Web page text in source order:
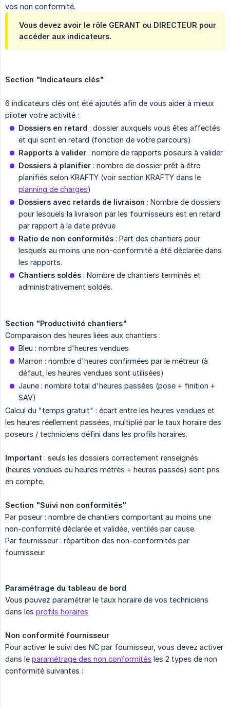
vos non conformité.
Vous devez avoir le rôle GERANT ou DIRECTEUR pour
accéder aux indicateurs.
Section "Indicateurs clés"
6 indicateurs clés ont été ajoutés afin de vous aider à mieux
piloter votre activité :
Dossiers en retard : dossier auxquels vous êtes affectés
et qui sont en retard (fonction de votre parcours)
Rapports à valider : nombre de rapports poseurs à valider
Dossiers à planifier : nombre de dossier prêt à être
planifiés selon KRAFTY (voir section KRAFTY dans le
planning de charges)
Dossiers avec retards de livraison : Nombre de dossiers
pour lesquels la livraison par les fournisseurs est en retard
par rapport à la date prévue
Ratio de non conformités : Part des chantiers pour
lesquels au moins une non-conformité a été déclarée dans
les rapports.
Chantiers soldés : Nombre de chantiers terminés et
administrativement soldés.
Section "Productivité chantiers"
Comparaison des heures liées aux chantiers :
Bleu : nombre d'heures vendues
Marron : nombre d'heures confirmées par le métreur (à
défaut, les heures vendues sont utilisées)
Jaune : nombre total d'heures passées (pose + finition +
SAV)
Calcul du "temps gratuit" : écart entre les heures vendues et
les heures réellement passées, multiplié par le taux horaire des
poseurs / techniciens défini dans les profils horaires.
Important : seuls les dossiers correctement renseignés
(heures vendues ou heures métrés + heures passés) sont pris
en compte.
Section "Suivi non conformités"
Par poseur : nombre de chantiers comportant au moins une
non-conformité déclarée et validée, ventilés par cause.
Par fournisseur : répartition des non-conformités par
fournisseur.
Paramétrage du tableau de bord
Vous pouvez paramétrer le taux horaire de vos techniciens
dans les profils horaires
Non conformité fournisseur
Pour activer le suivi des NC par fournisseur, vous devez activer
dans le paramétrage des non conformités les 2 types de non
conformité suivantes :